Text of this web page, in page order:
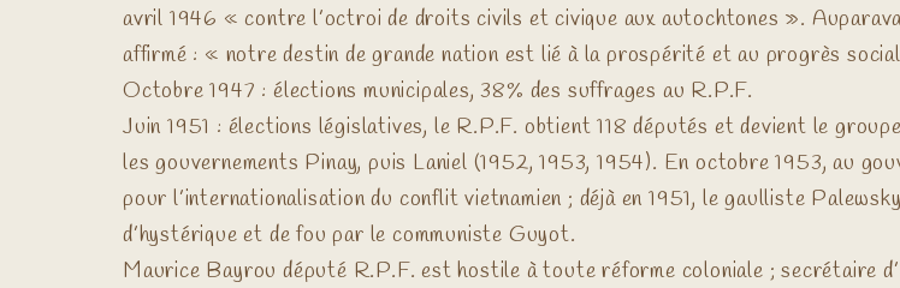
avril 1946 « contre l’octroi de droits civils et civique aux autochtones ».
affirmé : « notre destin de grande nation est lié à la prospérité et au progrès
Octobre 1947 : élections municipales, 38% des suffrages au R.P.F.
Juin 1951 : élections législatives, le R.P.F. obtient 118 députés et devient le
les gouvernements Pinay, puis Laniel (1952, 1953, 1954). En octobre 1953, au
pour l’internationalisation du conflit vietnamien ; déjà en 1951, le gaulliste
d’hystérique et de fou par le communiste Guyot.
Maurice Bayrou député R.P.F. est hostile à toute réforme coloniale ; secrétaire